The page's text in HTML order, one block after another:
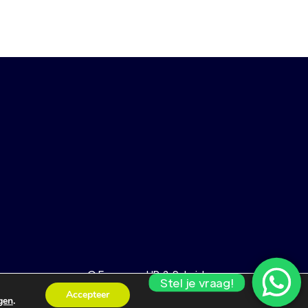
© Empower HR & Salarisbureau
. Accepteer
Stel je vraag!